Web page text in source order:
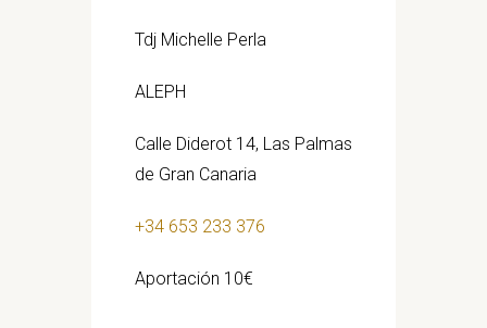
Tdj Michelle Perla
ALEPH
Calle Diderot 14, Las Palmas
de Gran Canaria
+34 653 233 376
Aportación 10€